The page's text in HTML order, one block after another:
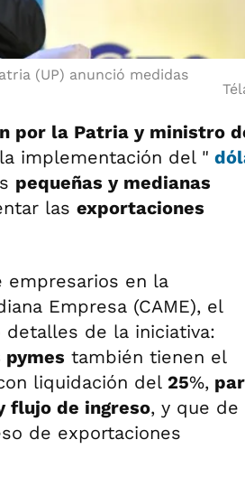
(UP) anunció medidas
por la Patria y ministro
implementación del "
pequeñas y medianas
las exportaciones
empresarios en la
Empresa (CAME), el
de la iniciativa:
también tienen el
liquidación del 25%,
flujo de ingreso, y que de
de exportaciones